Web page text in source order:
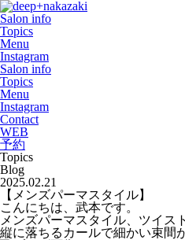
Salon info
Topics
Menu
Instagram
Salon info
Topics
Menu
Instagram
Contact
WEB
予約
Topics
Blog
2025.02.21
【メンズパーマスタイル】
こんにちは、武本です。
メンズパーマスタイル、ツイス
縦に落ちるカールで細かい束間